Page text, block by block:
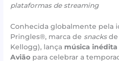
plataformas de streaming
Conhecida globalmente pela
Pringles®, marca de snacksde
Kellogg), lança música inédita
Avião para celebrar a